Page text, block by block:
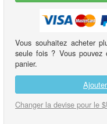
Vous souhaitez acheter
seule fois ? Vous
panier.
Changer la devise pour le